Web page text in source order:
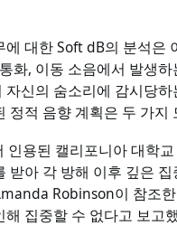
에 대한 Soft dB의 분석은
화, 이동 소음에서 발생
자신의 숨소리에 감시당
정적 음향 계획은 두 가지
인용된 캘리포니아 대학
받아 각 방해 이후 깊은
Robinson이 참조
해 집중할 수 없다고 보고